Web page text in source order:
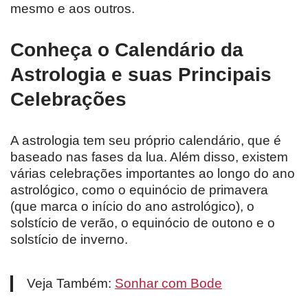
mesmo e aos outros.
Conheça o Calendário da
Astrologia e suas Principais
Celebrações
A astrologia tem seu próprio calendário, que é
baseado nas fases da lua. Além disso, existem
várias celebrações importantes ao longo do ano
astrológico, como o equinócio de primavera
(que marca o início do ano astrológico), o
solstício de verão, o equinócio de outono e o
solstício de inverno.
Veja Também: Sonhar com Bode